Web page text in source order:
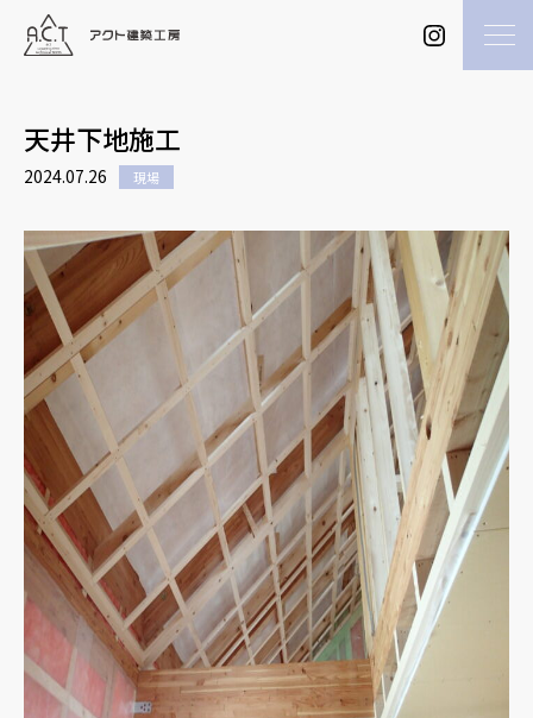
天井下地施工
2024.07.26 現場